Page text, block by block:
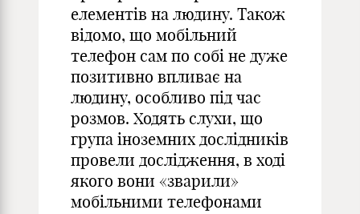
елементів на людину. Також
відомо, що мобільний
телефон сам по собі не дуже
позитивно впливає на
людину, особливо під час
розмов. Ходять слухи, що
група іноземних дослідників
провели дослідження, в ході
якого вони «зварили»
мобільними телефонами